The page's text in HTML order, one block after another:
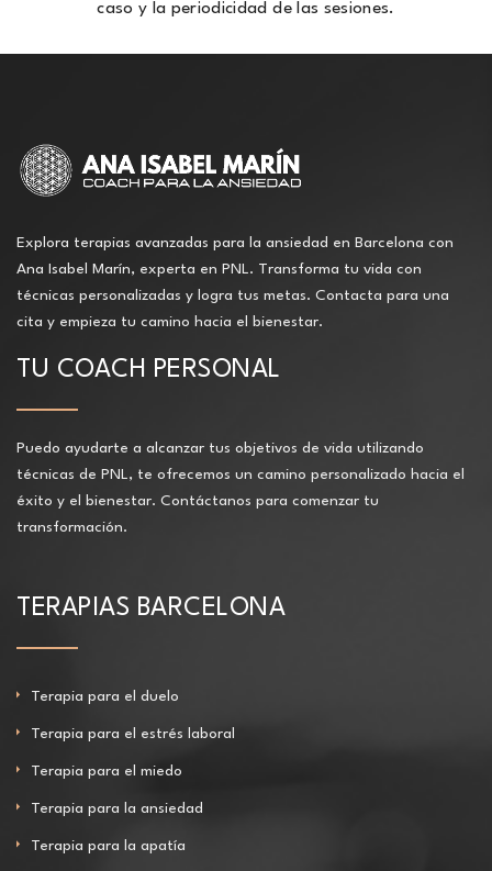
caso y la periodicidad de las sesiones.
Explora terapias avanzadas para la ansiedad en Barcelona con
Ana Isabel Marín, experta en PNL. Transforma tu vida con
técnicas personalizadas y logra tus metas. Contacta para una
cita y empieza tu camino hacia el bienestar.
TU COACH PERSONAL
Puedo ayudarte a alcanzar tus objetivos de vida utilizando
técnicas de PNL, te ofrecemos un camino personalizado hacia el
éxito y el bienestar. Contáctanos para comenzar tu
transformación.
TERAPIAS BARCELONA
Terapia para el duelo
Terapia para el estrés laboral
Terapia para el miedo
Terapia para la ansiedad
Terapia para la apatía